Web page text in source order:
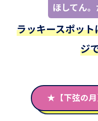
ほしてん
ラッキースポッ
ジ
★【下弦の